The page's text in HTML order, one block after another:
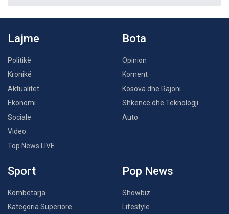
Lajme
Politikë
Kronikë
Aktualitet
Ekonomi
Sociale
Video
Top News LIVE
Bota
Opinion
Koment
Kosova dhe Rajoni
Shkencë dhe Teknologji
Auto
Sport
Kombëtarja
Kategoria Superiore
Pop News
Showbiz
Lifestyle